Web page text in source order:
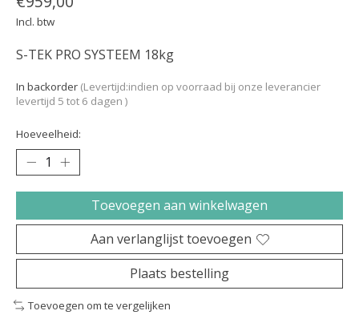
Incl. btw
S-TEK PRO SYSTEEM 18kg
In backorder (Levertijd:indien op voorraad bij onze leverancier
levertijd 5 tot 6 dagen )
Hoeveelheid:
Toevoegen aan winkelwagen
Aan verlanglijst toevoegen
Plaats bestelling
Toevoegen om te vergelijken